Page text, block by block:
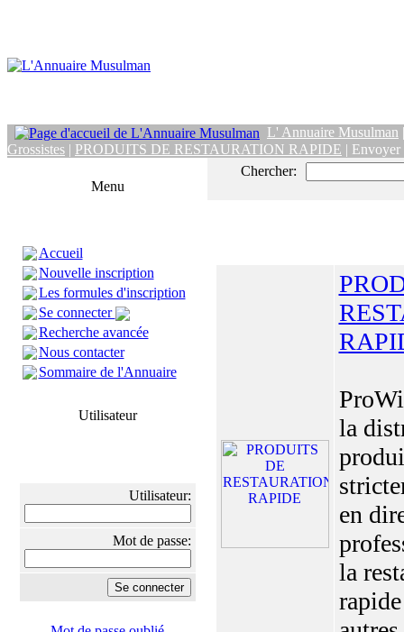
L' Annuaire Musulman
Grossistes | PRODUITS DE RESTAURATION RAPIDE | Envoyer
Menu
Accueil
Nouvelle inscription
Les formules d'inscription
Se connecter
Recherche avancée
Nous contacter
Sommaire de l'Annuaire
Utilisateur
Utilisateur:
Mot de passe:
Chercher:
la
en
la